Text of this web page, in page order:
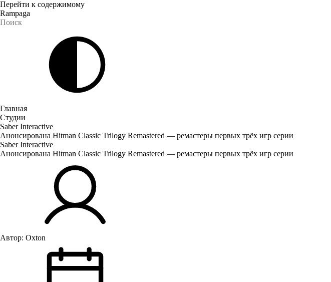
Перейти к содержимому
Rampaga
Главная
Студии
Saber Interactive
Анонсирована Hitman Classic Trilogy Remastered — ремастеры первых трёх игр серии
Saber Interactive
Анонсирована Hitman Classic Trilogy Remastered — ремастеры первых трёх игр серии
Автор: Oxton